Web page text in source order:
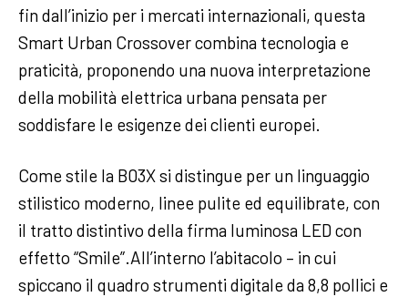
fin dall’inizio per i mercati internazionali, questa
Smart Urban Crossover combina tecnologia e
praticità, proponendo una nuova interpretazione
della mobilità elettrica urbana pensata per
soddisfare le esigenze dei clienti europei.
Come stile la B03X si distingue per un linguaggio
stilistico moderno, linee pulite ed equilibrate, con
il tratto distintivo della firma luminosa LED con
effetto “Smile”.All’interno l’abitacolo – in cui
spiccano il quadro strumenti digitale da 8,8 pollici e